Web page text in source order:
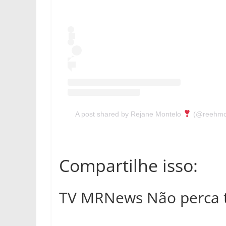
A post shared by Rejane Montelo
Compartilhe isso:
TV MRNews Não